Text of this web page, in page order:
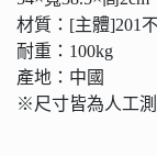
材質：[主體]201
耐重：100kg
產地：中國
※尺寸皆為人工測